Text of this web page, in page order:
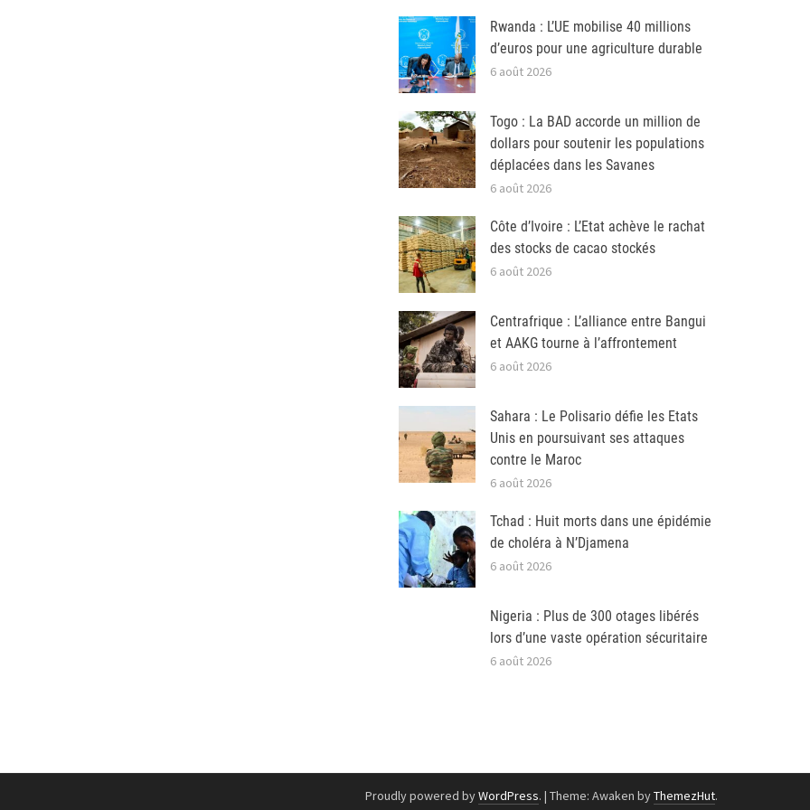
Rwanda : L’UE mobilise 40 millions
d’euros pour une agriculture durable
6 août 2026
Togo : La BAD accorde un million de
dollars pour soutenir les populations
déplacées dans les Savanes
6 août 2026
Côte d’Ivoire : L’Etat achève le rachat
des stocks de cacao stockés
6 août 2026
Centrafrique : L’alliance entre Bangui
et AAKG tourne à l’affrontement
6 août 2026
Sahara : Le Polisario défie les Etats
Unis en poursuivant ses attaques
contre le Maroc
6 août 2026
Tchad : Huit morts dans une épidémie
de choléra à N’Djamena
6 août 2026
Nigeria : Plus de 300 otages libérés
lors d’une vaste opération sécuritaire
6 août 2026
Proudly powered byWordPress. | Theme: Awaken byThemezHut.